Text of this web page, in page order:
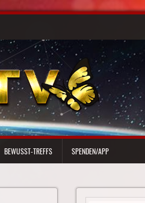
BEWUSST-TREFFS SPENDEN/APP